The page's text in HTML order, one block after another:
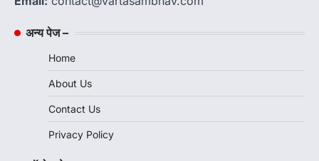
अन्य पेज –
Home
About Us
Contact Us
Privacy Policy